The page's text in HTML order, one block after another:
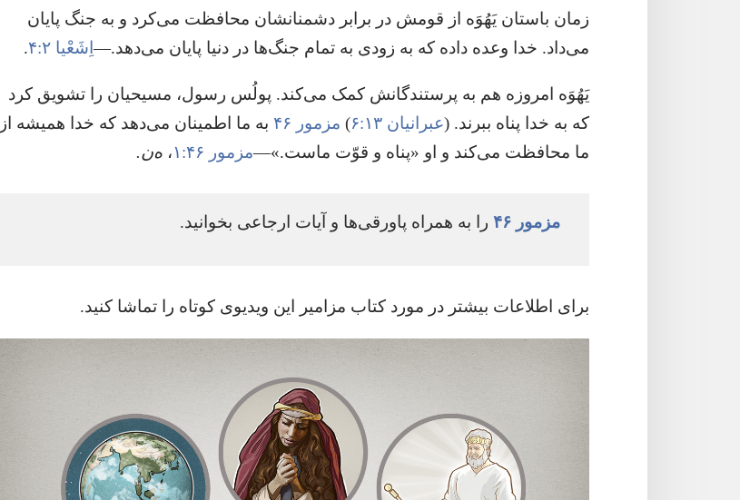
زمان باستان یَهُوَه از قومش در برابر دشمنانشان محافظت می‌کرد و به جنگ پایان
می‌داد.‏ خدا وعده داده که به زودی به تمام جنگ‌ها در دنیا پایان می‌دهد.‏—‏اِشَعْیا ۲:‏۴ ‏.‏
یَهُوَه امروزه هم به پرستندگانش کمک می‌کند.‏ پولُس رسول،‏ مسیحیان را تشویق کرد
که به خدا پناه ببرند.‏ (‏عبرانیان ۱۳:‏۶ ‏)‏ مزمور ۴۶
به ما اطمینان می‌دهد که خدا همیشه از
ما محافظت می‌کند و او «پناه و قوّت ماست.‏»—‏مزمور ۴۶:‏۱ ‏،‏ ه‌ن.‏
مزمور ۴۶ را به همراه پاورقی‌ها و آیات ارجاعی بخوانید.‏
برای اطلاعات بیشتر در مورد کتاب مزامیر این ویدیوی کوتاه را تماشا کنید.‏